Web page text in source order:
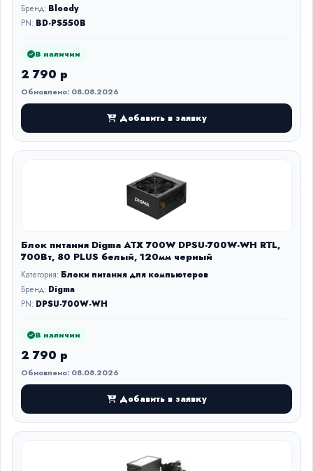
Бренд: Bloody
PN: BD-PS550B
В наличии
2 790 р
Обновлено: 08.08.2026
Добавить в заявку
Блок питания Digma ATX 700W DPSU-700W-WH RTL,
700Вт, 80 PLUS белый, 120мм черный
Категория: Блоки питания для компьютеров
Бренд: Digma
PN: DPSU-700W-WH
В наличии
2 790 р
Обновлено: 08.08.2026
Добавить в заявку